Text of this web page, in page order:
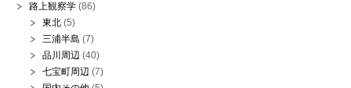
路上観察学 (86)
東北 (5)
三浦半島 (7)
品川周辺 (40)
七宝町周辺 (7)